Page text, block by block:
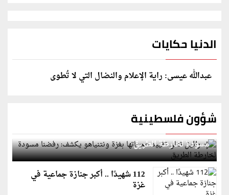
الدنيا حكايات
عبدالله عيسى: راية الإعلام والنضال التي لا تُطوى
شؤون فلسطينية
إسرائيل تعلن تقييد هجماتها بغزة ونتنياهو يكشف: رفضنا
مسودة لخارطة الطريق
112 شهيدًا .. أكبر جنازة جماعية في
غزة